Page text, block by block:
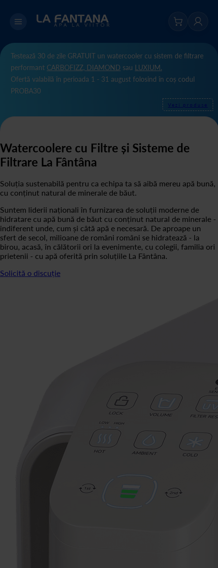
Testează 30 de zile GRATUIT un watercooler cu sistem de filtrare
performant CARBOFIZZ, DIAMOND sau LUXIUM.
Ofertă valabilă în perioada 1 - 31 august folosind în coș codul
PROBA30
Vezi produse
Watercoolere cu Filtre și Sisteme de
Filtrare La Fântâna
Soluția sustenabilă pentru ca echipa ta să aibă mereu apă bună,
cu conținut natural de minerale de băut.
Suntem liderii naționali în furnizarea de soluții moderne de
hidratare cu apă bună de băut cu conținut natural de minerale -
indiferent unde, cum și câtă apă e necesară. De aproape un
sfert de secol, milioane de români români se hidratează - la
birou, acasă, în călătorii ori la evenimente, cu colegii, familia ori
prietenii - cu apă oferită prin soluțiile La Fântâna.
Solicită o discuție